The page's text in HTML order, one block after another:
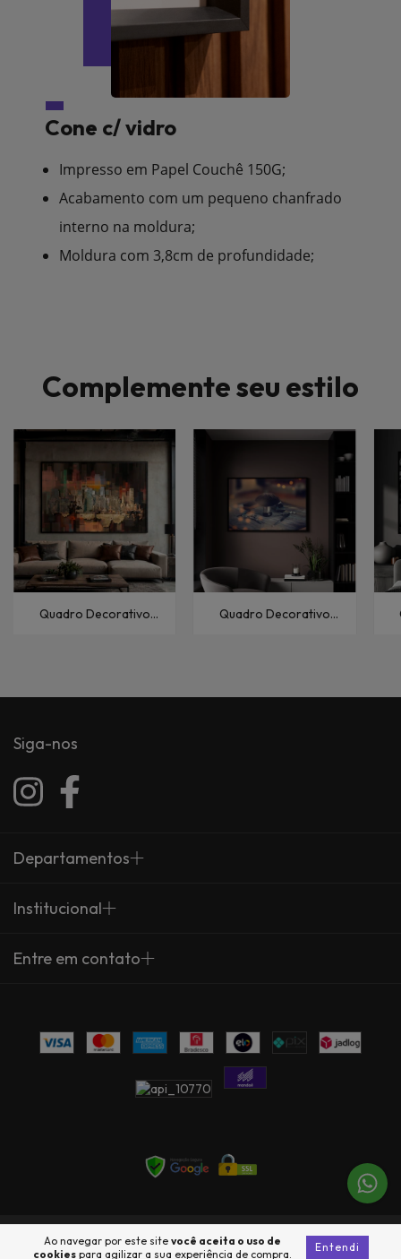
Ao navegar por este site você aceita o uso de
cookies para agilizar a sua experiência de compra.
Entendi
Cone c/ vidro
Impresso em Papel Couchê 150G;
Acabamento com um pequeno chanfrado
interno na moldura;
Moldura com 3,8cm de profundidade;
Complemente seu estilo
Quadro Decorativo
Quadro Decorativo
Siga-nos
Departamentos
Institucional
Entre em contato
Copyright Arte Própria - 23735360000137 - 2026. Todos os direitos
reservados.